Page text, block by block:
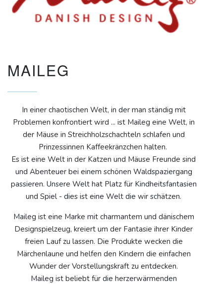
MAILEG
In einer chaotischen Welt, in der man ständig mit
Problemen konfrontiert wird ... ist Maileg eine Welt, in
der Mäuse in Streichholzschachteln schlafen und
Prinzessinnen Kaffeekränzchen halten.
Es ist eine Welt in der Katzen und Mäuse Freunde sind
und Abenteuer bei einem schönen Waldspaziergang
passieren. Unsere Welt hat Platz für Kindheitsfantasien
und Spiel - dies ist eine Welt die wir schätzen.
Maileg ist eine Marke mit charmantem und dänischem
Designspielzeug, kreiert um der Fantasie ihrer Kinder
freien Lauf zu lassen. Die Produkte wecken die
Märchenlaune und helfen den Kindern die einfachen
Wunder der Vorstellungskraft zu entdecken.
Maileg ist beliebt für die herzerwärmenden